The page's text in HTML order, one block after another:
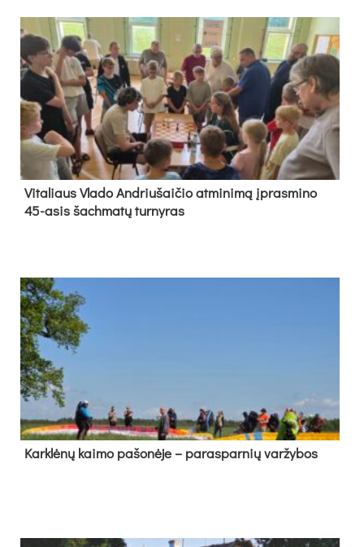
Vi­ta­liaus Vla­do And­riu­šai­čio at­mi­ni­mą įpras­mi­no
45-asis šach­ma­tų tur­ny­ras
Kark­lė­nų kai­mo pa­šo­nė­je – pa­ras­par­nių var­žy­bos